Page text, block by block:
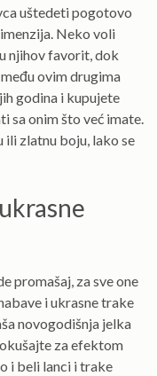
uštedeti pogotovo
Neko voli
njihov favorit, dok
ovim drugima
godina i kupujete
sa onim što već imate.
ili zlatnu boju, lako se
promašaj, za sve one
i ukrasne trake
novogodišnja jelka
za efektom
i beli lanci i trake